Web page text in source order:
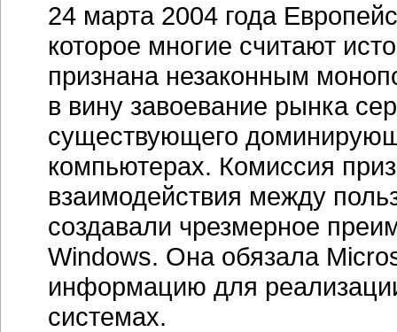
24 марта 2004 года
которое многие считают
признана незаконным
в вину завоевание рынка
существующего
компьютерах. Комиссия
взаимодействия между
создавали чрезмерное
Windows. Она обязала
информацию для
системах.